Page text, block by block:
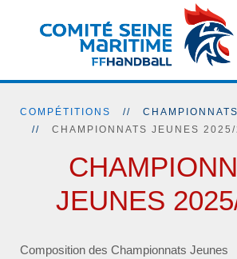
COMPÉTITIONS
CHAMPIONNATS JEUNES
JEUNES
Composition des Championnats Jeunes